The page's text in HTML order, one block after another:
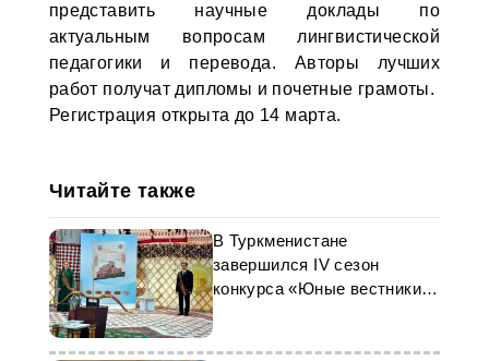
представить научные доклады по
актуальным вопросам лингвистической
педагогики и перевода. Авторы лучших
работ получат дипломы и почетные грамоты.
Регистрация открыта до 14 марта.
Читайте также
В Туркменистане
завершился IV сезон
конкурса «Юные вестники
мира»